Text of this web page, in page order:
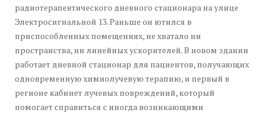
радиотерапевтического дневного стационара на улице
Электросигнальной 13. Раньше он ютился в
приспособленных помещениях, не хватало ни
пространства, ни линейных ускорителей. В новом здании
работает дневной стационар для пациентов, получающих
одновременную химиолучевую терапию, и первый в
регионе кабинет лучевых повреждений, который
помогает справиться с иногда возникающими